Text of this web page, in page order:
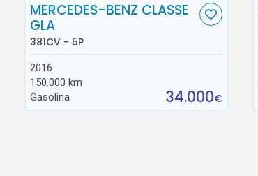
MERCEDES-BENZ CLASSE
GLA
381CV - 5P
2016
150.000 km
Gasolina
34.000€